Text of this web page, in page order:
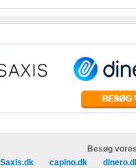
Besøg
Saxis.dk capino.dk